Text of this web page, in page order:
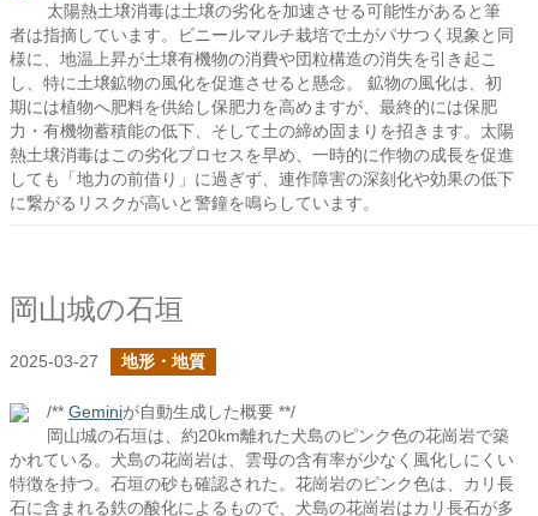
太陽熱土壌消毒は土壌の劣化を加速させる可能性があると筆
者は指摘しています。ビニールマルチ栽培で土がパサつく現象と同
様に、地温上昇が土壌有機物の消費や団粒構造の消失を引き起こ
し、特に土壌鉱物の風化を促進させると懸念。 鉱物の風化は、初
期には植物へ肥料を供給し保肥力を高めますが、最終的には保肥
力・有機物蓄積能の低下、そして土の締め固まりを招きます。太陽
熱土壌消毒はこの劣化プロセスを早め、一時的に作物の成長を促進
しても「地力の前借り」に過ぎず、連作障害の深刻化や効果の低下
に繋がるリスクが高いと警鐘を鳴らしています。
岡山城の石垣
2025-03-27 地形・地質
/** Geminiが自動生成した概要 **/
岡山城の石垣は、約20km離れた犬島のピンク色の花崗岩で築
かれている。犬島の花崗岩は、雲母の含有率が少なく風化しにくい
特徴を持つ。石垣の砂も確認された。花崗岩のピンク色は、カリ長
石に含まれる鉄の酸化によるもので、犬島の花崗岩はカリ長石が多